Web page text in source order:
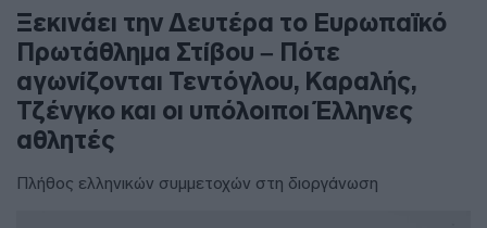
Ξεκινάει την Δευτέρα το Ευρωπαϊκό
Πρωτάθλημα Στίβου – Πότε
αγωνίζονται Τεντόγλου, Καραλής,
Τζένγκο και οι υπόλοιποι Έλληνες
αθλητές
Πλήθος ελληνικών συμμετοχών στη διοργάνωση